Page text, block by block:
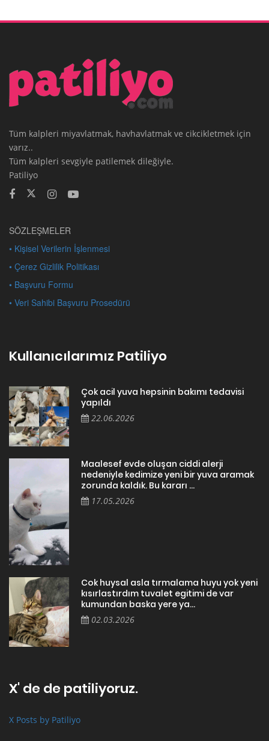
Tüm kalpleri miyavlatmak, havhavlatmak ve cikcikletmek için
varız..
Tüm kalpleri sevgiyle patilemek dileğiyle.
Patiliyo
SÖZLEŞMELER
• Kişisel Verilerin İşlenmesi
• Çerez Gizlilik Politikası
• Başvuru Formu
• Veri Sahibi Başvuru Prosedürü
Kullanıcılarımız Patiliyo
Çok acil yuva hepsinin bakımı tedavisi
yapıldı
22.06.2026
Maalesef evde oluşan ciddi alerji
nedeniyle kedimize yeni bir yuva aramak
zorunda kaldık. Bu kararı ...
17.05.2026
Cok huysal asla tırmalama huyu yok yeni
kısırlastırdım tuvalet egitimi de var
kumundan baska yere ya...
02.03.2026
X' de de patiliyoruz.
X Posts by Patiliyo